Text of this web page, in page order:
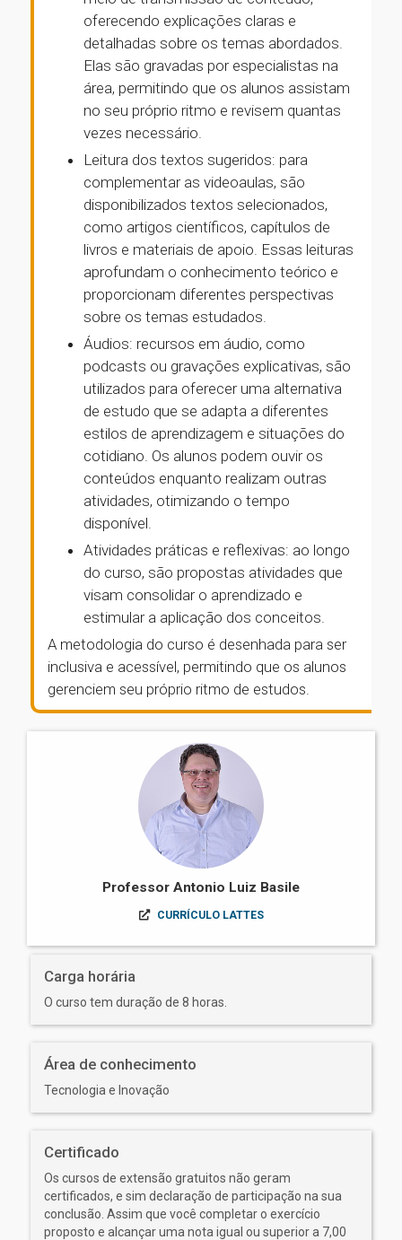
oferecendo explicações claras e
detalhadas sobre os temas abordados.
Elas são gravadas por especialistas na
área, permitindo que os alunos assistam
no seu próprio ritmo e revisem quantas
vezes necessário.
Leitura dos textos sugeridos: para
complementar as videoaulas, são
disponibilizados textos selecionados,
como artigos científicos, capítulos de
livros e materiais de apoio. Essas leituras
aprofundam o conhecimento teórico e
proporcionam diferentes perspectivas
sobre os temas estudados.
Áudios: recursos em áudio, como
podcasts ou gravações explicativas, são
utilizados para oferecer uma alternativa
de estudo que se adapta a diferentes
estilos de aprendizagem e situações do
cotidiano. Os alunos podem ouvir os
conteúdos enquanto realizam outras
atividades, otimizando o tempo
disponível.
Atividades práticas e reflexivas: ao longo
do curso, são propostas atividades que
visam consolidar o aprendizado e
estimular a aplicação dos conceitos.
A metodologia do curso é desenhada para ser
inclusiva e acessível, permitindo que os alunos
gerenciem seu próprio ritmo de estudos.
Professor Antonio Luiz Basile
CURRÍCULO LATTES
Carga horária
O curso tem duração de 8 horas.
Área de conhecimento
Tecnologia e Inovação
Certificado
Os cursos de extensão gratuitos não geram
certificados, e sim declaração de participação na sua
conclusão. Assim que você completar o exercício
proposto e alcançar uma nota igual ou superior a 7,00